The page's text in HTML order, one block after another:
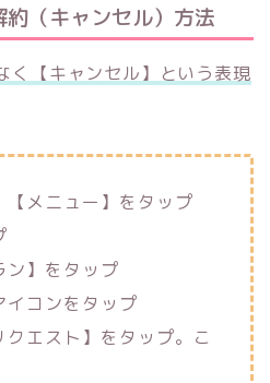
約（キャンセル）方法
く【キャンセル】という表現
【メニュー】をタップ
ン】をタップ
イコンをタップ
クエスト】をタップ。こ